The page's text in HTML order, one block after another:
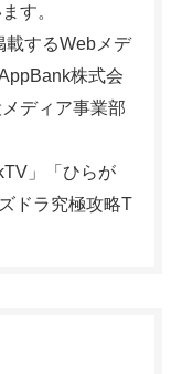
す。
載するWebメデ
株式会
ディア事業部
」「ひらが
ドラ究極攻略T